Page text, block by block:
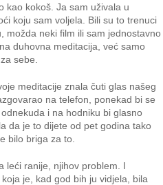
kao kokoš. Ja sam uživala u
koju sam voljela. Bili su to trenuci
možda neki film ili sam jednostavno
duhovna meditacija, već samo
sebe.
meditacije znala čuti glas našeg
na telefon, ponekad bi se
i na hodniku bi glasno
da je to dijete od pet godina tako
bilo briga za to.
leći ranije, njihov problem. I
je, kad god bih ju vidjela, bila